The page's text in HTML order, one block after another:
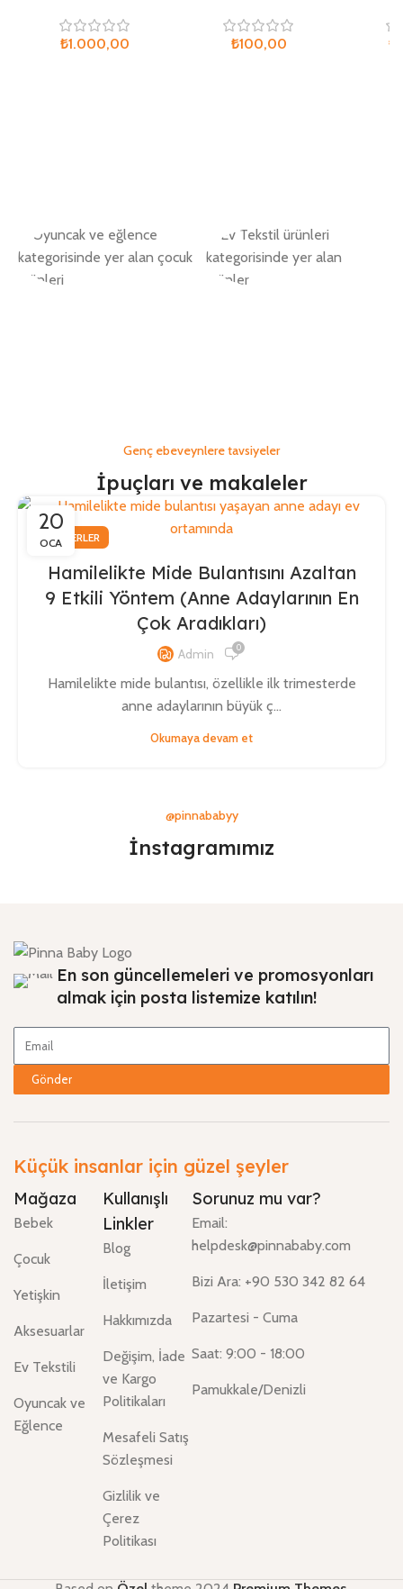
₺ ₺ ₺
Genç ebeveynlere tavsiyeler
İpuçları ve makaleler
20
OCAHABERLER
Hamilelikte Mide Bulantısını Azaltan
9 Etkili Yöntem (Anne Adaylarının En
Çok Aradıkları)
Admin 0
Hamilelikte mide bulantısı, özellikle ilk trimesterde
anne adaylarının büyük ç...
Okumaya devam et
@pinnababyy
İnstagramımız
En son güncellemeleri ve promosyonları
almak için posta listemize katılın!
Gönder
Küçük insanlar için güzel şeyler
Mağaza
Bebek
Çocuk
Yetişkin
Aksesuarlar
Ev Tekstili
Oyuncak ve
Eğlence
Kullanışlı
Linkler
Blog
İletişim
Hakkımızda
Değişim, İade
ve Kargo
Politikaları
Mesafeli Satış
Sözleşmesi
Gizlilik ve
Çerez
Politikası
Sorunuz mu var?
Email:
helpdesk@pinnababy.com
Bizi Ara: +90 530 342 82 64
Pazartesi - Cuma
Saat: 9:00 - 18:00
Pamukkale/Denizli